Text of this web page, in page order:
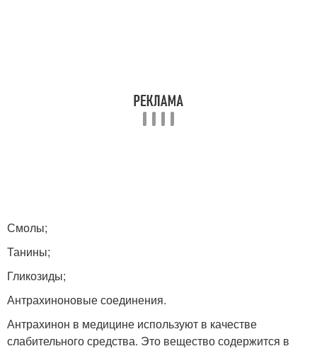
Смолы;
Танины;
Гликозиды;
Антрахиноновые соединения.
Антрахинон в медицине используют в качестве
слабительного средства. Это вещество содержится в